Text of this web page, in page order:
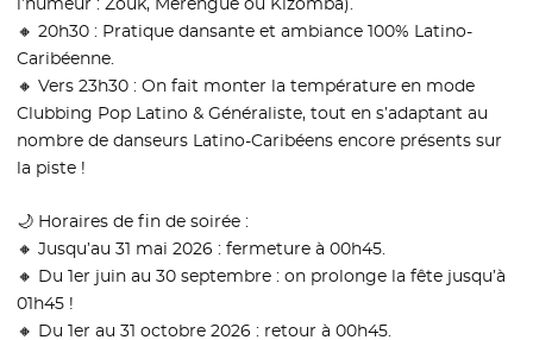
🔸 20h30 : Pratique dansante et ambiance 100% Latino-
Caribéenne.
🔸 Vers 23h30 : On fait monter la température en mode
Clubbing Pop Latino & Généraliste, tout en s’adaptant au
nombre de danseurs Latino-Caribéens encore présents sur
la piste !
🌙 Horaires de fin de soirée :
🔸 Jusqu’au 31 mai 2026 : fermeture à 00h45.
🔸 Du 1er juin au 30 septembre : on prolonge la fête jusqu’à
01h45 !
🔸 Du 1er au 31 octobre 2026 : retour à 00h45.